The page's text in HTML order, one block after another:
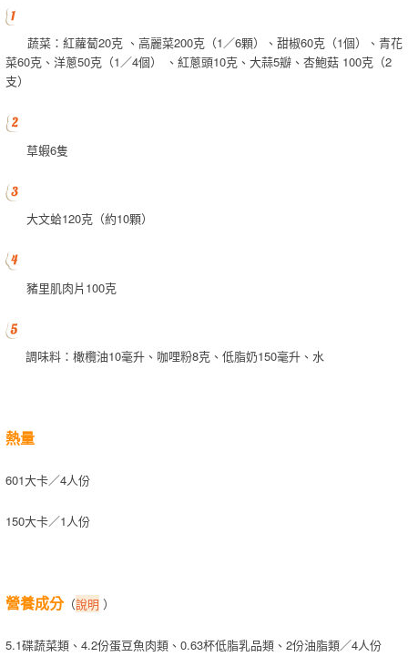
蔬菜：紅蘿蔔20克 、高麗菜200克（1／6顆）、甜椒60克（1個）、青花
菜60克、洋蔥50克（1／4個） 、紅蔥頭10克、大蒜5瓣、杏鮑菇 100克（2
支）
草蝦6隻
大文蛤120克（約10顆）
豬里肌肉片100克
調味料：橄欖油10毫升、咖哩粉8克、低脂奶150毫升、水
熱量
601大卡／4人份
150大卡／1人份
營養成分（說明 ）
5.1碟蔬菜類、4.2份蛋豆魚肉類、0.63杯低脂乳品類、2份油脂類／4人份